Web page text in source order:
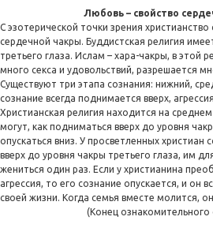
Любовь – свойство
С эзотерической точки зрения
сердечной чакры. Буддистская религия
третьего глаза. Ислам – хара-чакры, в этой
много секса и удовольствий, разрешается
Существуют три этапа сознания: нижний,
сознание всегда поднимается вверх,
Христианская религия находится на
могут, как подниматься вверх до уровня
опускаться вниз. У просветленных христиан
вверх до уровня чакры третьего глаза, им
жениться один раз. Если у христианина
агрессия, то его сознание опускается, и он
своей жизни. Когда семья вместе молится,
(Конец ознакомительного